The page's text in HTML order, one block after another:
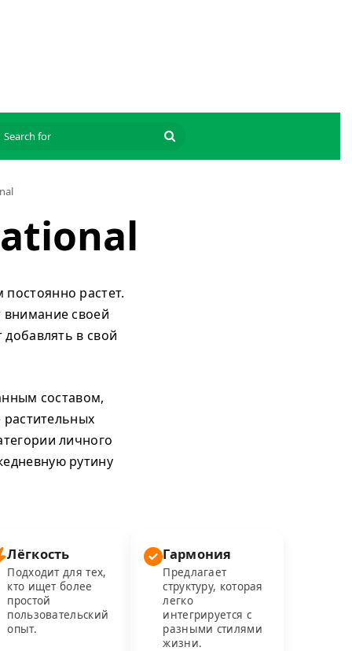
Search
for
растет.
внимание своей
в свой
составом,
личного
рутину
Лёгкость
Подходит для тех,
кто ищет более
простой
пользовательский
опыт.
Гармония
Предлагает
структуру, которая
легко
интегрируется с
разными стилями
жизни.